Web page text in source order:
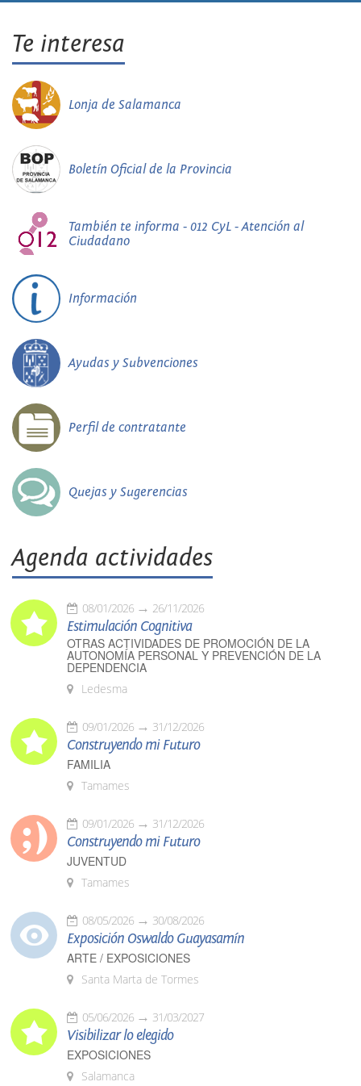
Te interesa
Lonja de Salamanca
Boletín Oficial de la Provincia
También te informa - 012 CyL - Atención al
Ciudadano
Información
Ayudas y Subvenciones
Perfil de contratante
Quejas y Sugerencias
Agenda actividades
08/01/2026 26/11/2026
Estimulación Cognitiva
OTRAS ACTIVIDADES DE PROMOCIÓN DE LA
AUTONOMÍA PERSONAL Y PREVENCIÓN DE LA
DEPENDENCIA
Ledesma
09/01/2026 31/12/2026
Construyendo mi Futuro
FAMILIA
Tamames
09/01/2026 31/12/2026
Construyendo mi Futuro
JUVENTUD
Tamames
08/05/2026 30/08/2026
Exposición Oswaldo Guayasamín
ARTE / EXPOSICIONES
Santa Marta de Tormes
05/06/2026 31/03/2027
Visibilizar lo elegido
EXPOSICIONES
Salamanca